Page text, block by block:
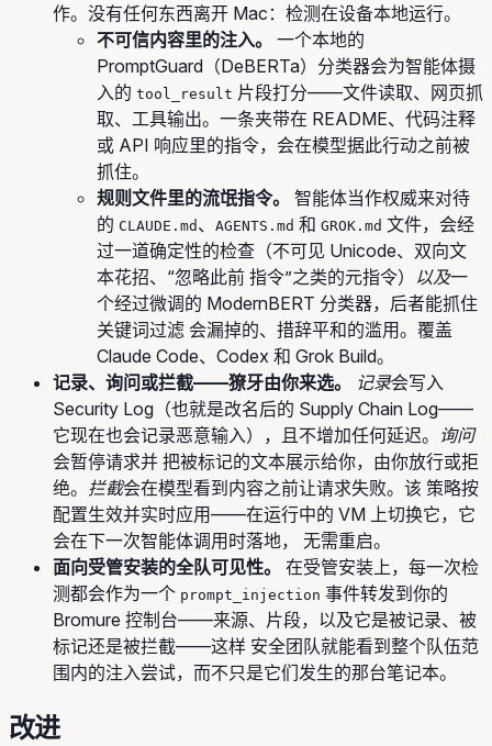
作。没有任何东西离开 Mac：检测在设备本地运行。
不可信内容里的注入。
一个本地的
PromptGuard（DeBERTa）分类器会为智能体摄
入的 tool_result 片段打分——文件读取、网页抓
取、工具输出。一条夹带在 README、代码注释
或 API 响应里的指令，会在模型据此行动之前被
抓住。
规则文件里的流氓指令。
智能体当作权威来对待
的 CLAUDE.md 、 AGENTS.md 和 GROK.md 文件，会经
过一道确定性的检查（不可见 Unicode、双向文
本花招、“忽略此前 指令”之类的元指令） 以及一
个经过微调的 ModernBERT 分类器，后者能抓住
关键词过滤 会漏掉的、措辞平和的滥用。覆盖
Claude Code、Codex 和 Grok Build。
记录、询问或拦截——獠牙由你来选。
记录会写入
Security Log（也就是改名后的 Supply Chain Log——
它现在也会记录恶意输入），且不增加任何延迟。 询问
会暂停请求并 把被标记的文本展示给你，由你放行或拒
绝。 拦截会在模型看到内容之前让请求失败。该 策略按
配置生效并实时应用——在运行中的 VM 上切换它，它
会在下一次智能体调用时落地， 无需重启。
面向受管安装的全队可见性。
在受管安装上，每一次检
测都会作为一个 prompt_injection 事件转发到你的
Bromure 控制台——来源、片段，以及它是被记录、被
标记还是被拦截——这样 安全团队就能看到整个队伍范
围内的注入尝试，而不只是它们发生的那台笔记本。
改进